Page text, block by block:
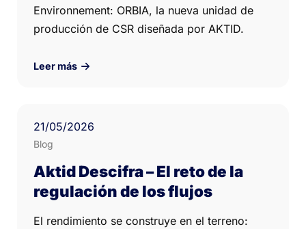
Environnement: ORBIA, la nueva unidad de
producción de CSR diseñada por AKTID.
Leer más
21/05/2026
Blog
Aktid Descifra – El reto de la
regulación de los flujos
El rendimiento se construye en el terreno: